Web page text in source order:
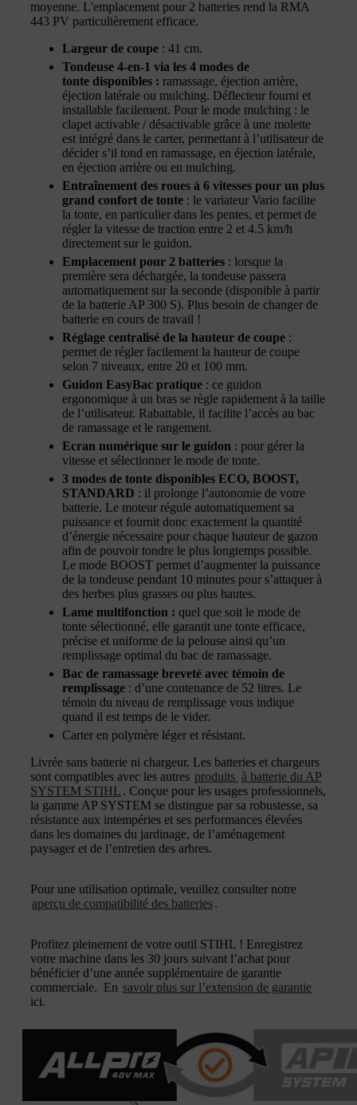
moyenne. L'emplacement pour 2 batteries rend la RMA
443 PV particulièrement efficace.
Largeur de coupe : 41 cm.
Tondeuse 4-en-1 via les 4 modes de
tonte disponibles : ramassage, éjection arrière,
éjection latérale ou mulching. Déflecteur fourni et
installable facilement. Pour le mode mulching : le
clapet activable / désactivable grâce à une molette
est intégré dans le carter, permettant à l’utilisateur de
décider s’il tond en ramassage, en éjection latérale,
en éjection arrière ou en mulching.
Entraînement des roues à 6 vitesses pour un plus
grand confort de tonte : le variateur Vario facilite
la tonte, en particulier dans les pentes, et permet de
régler la vitesse de traction entre 2 et 4.5 km/h
directement sur le guidon.
Emplacement pour 2 batteries : lorsque la
première sera déchargée, la tondeuse passera
automatiquement sur la seconde (disponible à partir
de la batterie AP 300 S). Plus besoin de changer de
batterie en cours de travail !
Réglage centralisé de la hauteur de coupe :
permet de régler facilement la hauteur de coupe
selon 7 niveaux, entre 20 et 100 mm.
Guidon EasyBac pratique : ce guidon
ergonomique à un bras se règle rapidement à la taille
de l’utilisateur. Rabattable, il facilite l’accès au bac
de ramassage et le rangement.
Ecran numérique sur le guidon : pour gérer la
vitesse et sélectionner le mode de tonte.
3 modes de tonte disponibles ECO, BOOST,
STANDARD : il prolonge l’autonomie de votre
batterie. Le moteur régule automatiquement sa
puissance et fournit donc exactement la quantité
d’énergie nécessaire pour chaque hauteur de gazon
afin de pouvoir tondre le plus longtemps possible.
Le mode BOOST permet d’augmenter la puissance
de la tondeuse pendant 10 minutes pour s’attaquer à
des herbes plus grasses ou plus hautes.
Lame multifonction : quel que soit le mode de
tonte sélectionné, elle garantit une tonte efficace,
précise et uniforme de la pelouse ainsi qu’un
remplissage optimal du bac de ramassage.
Bac de ramassage breveté avec témoin de
remplissage : d’une contenance de 52 litres. Le
témoin du niveau de remplissage vous indique
quand il est temps de le vider.
Carter en polymère léger et résistant.
Livrée sans batterie ni chargeur. Les batteries et chargeurs
sont compatibles avec les autres produits à batterie du AP
SYSTEM STIHL . Conçue pour les usages professionnels,
la gamme AP SYSTEM se distingue par sa robustesse, sa
résistance aux intempéries et ses performances élevées
dans les domaines du jardinage, de l’aménagement
paysager et de l’entretien des arbres.
Pour une utilisation optimale, veuillez consulter notre
aperçu de compatibilité des batteries.
Profitez pleinement de votre outil STIHL ! Enregistrez
votre machine dans les 30 jours suivant l’achat pour
bénéficier d’une année supplémentaire de garantie
commerciale. En savoir plus sur l’extension de garantie
ici.